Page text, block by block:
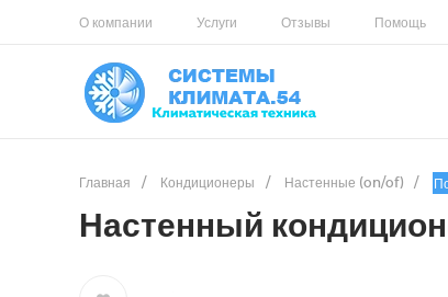
О компании Услуги Отзывы Помощь
Главная / Кондиционеры / Настенные (on/of) /
Настенный